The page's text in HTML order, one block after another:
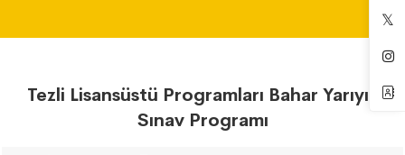
Tezli Lisansüstü Programları Bahar Yarıyılı
Sınav Programı